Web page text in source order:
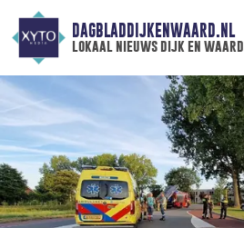
DAGBLADDIJKENWAARD.NL
lokaal nieuws dijk en waard